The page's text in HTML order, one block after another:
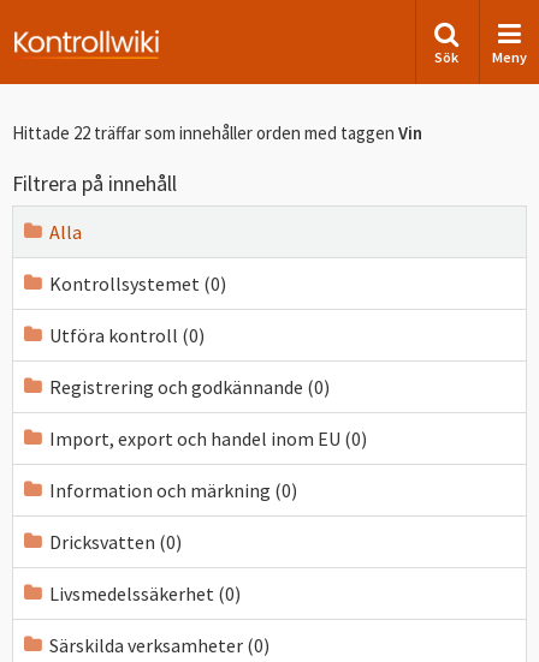
Sök Meny
Hittade 22 träffar som innehåller orden med taggen Vin
Filtrera på innehåll
Alla
Kontrollsystemet (0)
Utföra kontroll (0)
Registrering och godkännande (0)
Import, export och handel inom EU (0)
Information och märkning (0)
Dricksvatten (0)
Livsmedelssäkerhet (0)
Särskilda verksamheter (0)